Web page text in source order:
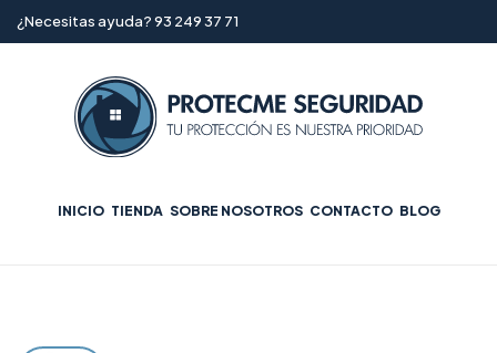
¿Necesitas ayuda? 93 249 37 71
INICIO TIENDA SOBRE NOSOTROS CONTACTO BLOG